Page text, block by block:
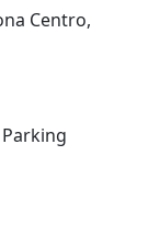
Centro,